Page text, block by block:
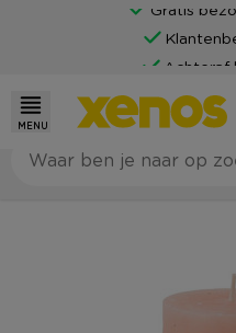
Gratis
Achteraf
MENU